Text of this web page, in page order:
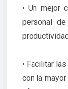
• Un mejor
personal
• Facilitar
con la